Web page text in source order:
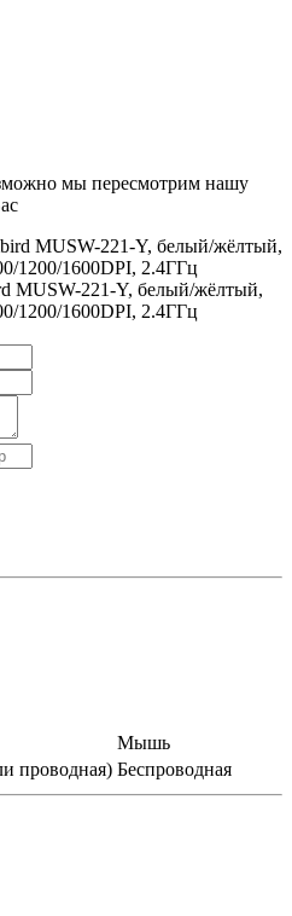
мы пересмотрим нашу
MUSW-221-Y, белый/жёлтый,
1200/1600DPI, 2.4ГГц
Мышь
проводная) Беспроводная